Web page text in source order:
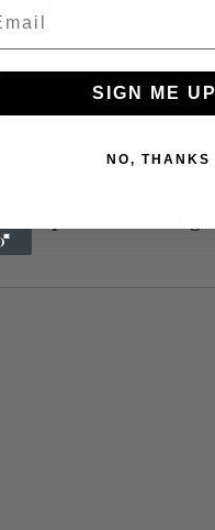
de proteína.
para
con el código
SIGN ME
NO, THANKS